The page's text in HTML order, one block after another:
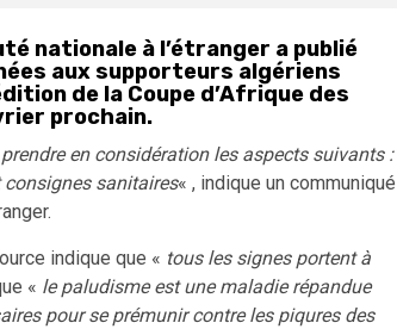
nationale à l’étranger a publié
aux supporteurs algériens
de la Coupe d’Afrique des
prochain.
en considération les aspects suivants :
consignes sanitaires« , indique un communiqué
indique que « tous les signes portent à
« le paludisme est une maladie répandue
pour se prémunir contre les piqures des